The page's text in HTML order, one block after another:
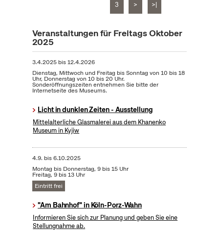
3 > >|
Veranstaltungen für Freitags Oktober
2025
3.4.2025bis12.4.2026
Dienstag, Mittwoch und Freitag bis Sonntag von 10 bis 18
Uhr, Donnerstag von 10 bis 20 Uhr.
Sonderöffnungszeiten entnehmen Sie bitte der
Internetseite des Museums.
Licht in dunklen Zeiten - Ausstellung
Mittelalterliche Glasmalerei aus dem Khanenko
Museum in Kyjiw
4.9. bis6.10.2025
Montag bis Donnerstag, 9 bis 15 Uhr
Freitag, 9 bis 13 Uhr
Eintritt frei
"Am Bahnhof" in Köln-Porz-Wahn
Informieren Sie sich zur Planung und geben Sie eine
Stellungnahme ab.